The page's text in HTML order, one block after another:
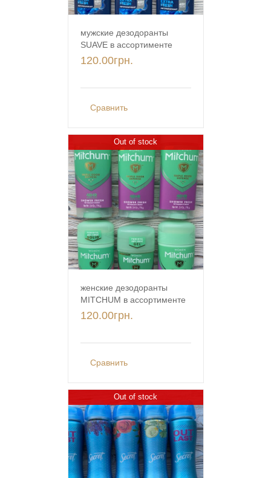
мужские дезодоранты
SUAVE в ассортименте
120.00грн.
Сравнить
Out of stock
женские дезодоранты
MITCHUM в ассортименте
120.00грн.
Сравнить
Out of stock